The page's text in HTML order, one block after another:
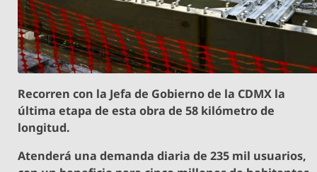
Recorren con la Jefa de Gobierno de la CDMX la
última etapa de esta obra de 58 kilómetro de
longitud.
Atenderá una demanda diaria de 235 mil usuarios,